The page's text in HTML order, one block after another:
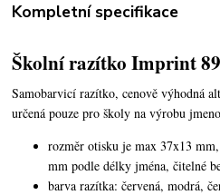
Kompletní specifikace
Školní razítko Imprint
Samobarvicí razítko, cenově výhodná
určená pouze pro školy na výrobu
rozměr otisku je max 37x13
mm podle délky jména, čitelné
barva razítka: červená, modrá,